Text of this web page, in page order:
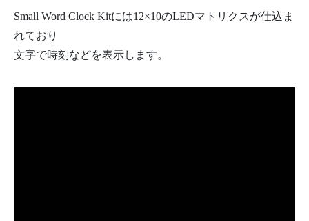
Small Word Clock Kitには12×10のLEDマトリクスが仕込ま
れており
文字で時刻などを表示します。